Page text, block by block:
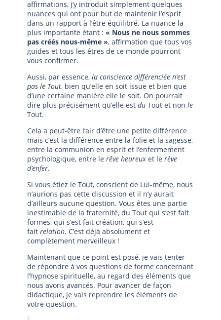
affirmations, j’y introduit simplement quelques
nuances qui ont pour but de maintenir l’esprit
dans un rapport à l’être équilibré. La nuance la
plus importante étant : « Nous ne nous sommes
pas créés nous-même », affirmation que tous vos
guides et tous les êtres de ce monde pourront
vous confirmer.
Aussi, par essence, la conscience différenciée n’est
pas le Tout, bien qu’elle en soit issue et bien que
d’une certaine manière elle le soit. On pourrait
dire plus précisément qu’elle est du Tout et non le
Tout.
Cela a peut-être l’air d’être une petite différence
mais c’est la différence entre la folie et la sagesse,
entre la communion en esprit et l’enfermement
psychologique, entre le rêve heureux et le rêve
d’enfer.
Si vous étiez le Tout, conscient de Lui-même, nous
n’aurions pas cette discussion et il n’y aurait
d’ailleurs aucune question. Vous êtes une partie
inestimable de la fraternité, du Tout qui s’est fait
formes, qui s’est fait création, qui s’est
fait relation. C’est déjà absolument et
complètement merveilleux !
Maintenant que ce point est posé, je vais tenter
de répondre à vos questions de forme concernant
l’hypnose spirituelle, au regard des éléments que
nous avons avancés. Pour avancer de façon
didactique, je vais reprendre les éléments de
votre question.